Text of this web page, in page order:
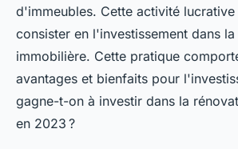
d'immeubles. Cette activité lucrative
consister en l'investissement dans
immobilière. Cette pratique
avantages et bienfaits pour
gagne-t-on à investir dans la
en 2023 ?